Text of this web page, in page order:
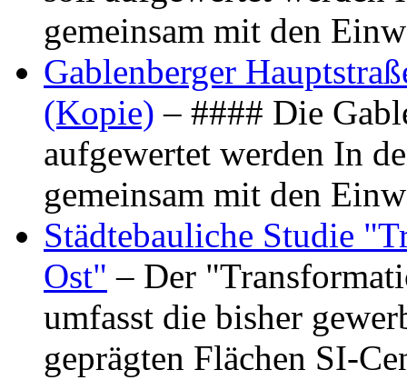
gemeinsam mit den
Gablenberger
(Kopie) – #### Die
aufgewertet werden In
gemeinsam mit den
Städtebauliche Studie
Ost" – Der
umfasst die bisher
geprägten Flächen SI-